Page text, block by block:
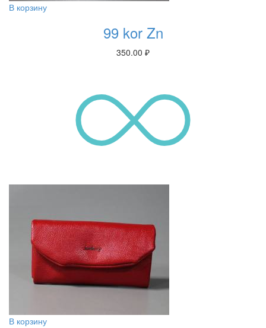
В корзину
99 kor Zn
350.00 ₽
В корзину